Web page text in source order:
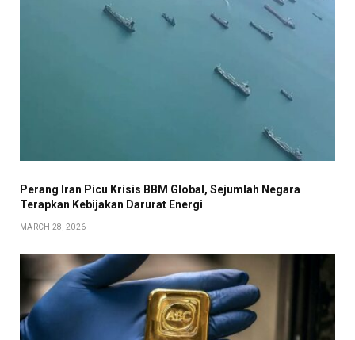
Perang Iran Picu Krisis BBM Global, Sejumlah Negara
Terapkan Kebijakan Darurat Energi
MARCH 28, 2026